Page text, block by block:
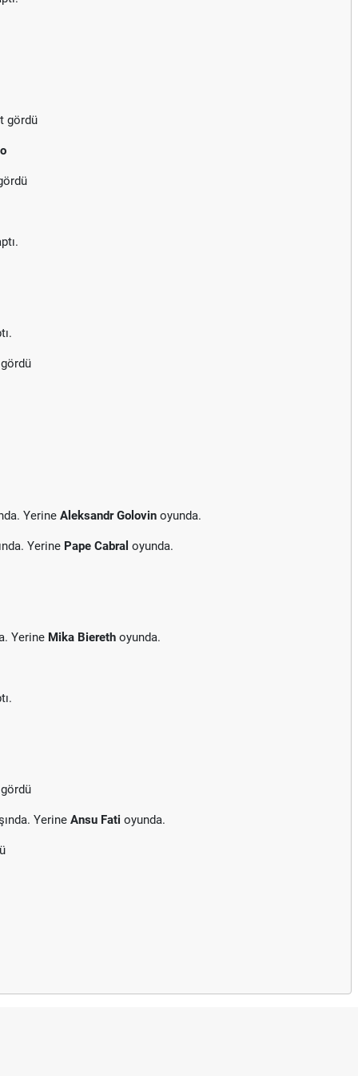
gördü
Yerine Aleksandr Golovin oyunda.
Yerine Pape Cabral oyunda.
Yerine Mika Biereth oyunda.
Yerine Ansu Fati oyunda.